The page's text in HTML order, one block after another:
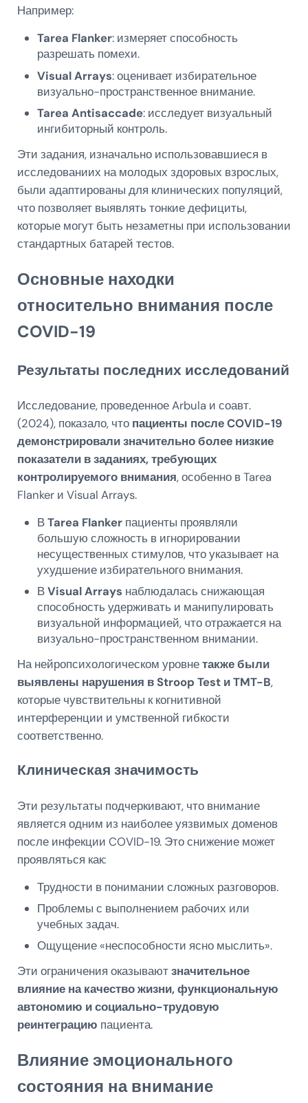
Например:
Tarea Flanker: измеряет способность
разрешать помехи.
Visual Arrays: оценивает избирательное
визуально-пространственное внимание.
Tarea Antisaccade: исследует визуальный
ингибиторный контроль.
Эти задания, изначально использовавшиеся в
исследованиих на молодых здоровых взрослых,
были адаптированы для клинических популяций,
что позволяет выявлять тонкие дефициты,
которые могут быть незаметны при использовании
стандартных батарей тестов.
Основные находки
относительно внимания после
COVID-19
Результаты последних исследований
Исследование, проведенное Arbula и соавт.
(2024), показало, что пациенты после COVID-19
демонстрировали значительно более низкие
показатели в заданиях, требующих
контролируемого внимания, особенно в Tarea
Flanker и Visual Arrays.
ВTarea Flanker пациенты проявляли
большую сложность в игнорировании
несущественных стимулов, что указывает на
ухудшение избирательного внимания.
ВVisual Arrays наблюдалась снижающая
способность удерживать и манипулировать
визуальной информацией, что отражается на
визуально-пространственном внимании.
На нейропсихологическом уровнетакже были
выявлены нарушения в Stroop Test и TMT-B,
которые чувствительны к когнитивной
интерференции и умственной гибкости
соответственно.
Клиническая значимость
Эти результаты подчеркивают, что внимание
является одним из наиболее уязвимых доменов
после инфекции COVID-19. Это снижение может
проявляться как:
Трудности в понимании сложных разговоров.
Проблемы с выполнением рабочих или
учебных задач.
Ощущение «неспособности ясно мыслить».
Эти ограничения оказываютзначительное
влияние на качество жизни, функциональную
автономию и социально-трудовую
реинтеграцию пациента.
Влияние эмоционального
состояния на внимание